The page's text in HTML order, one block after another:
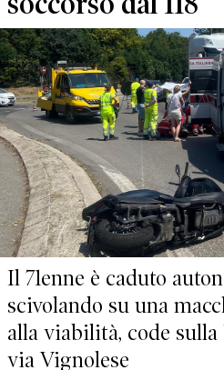
Il 71enne è caduto
scivolando su una
alla viabilità, code sulla
via Vignolese